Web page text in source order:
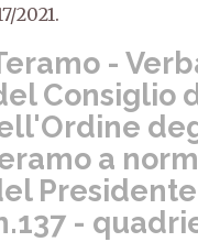
2021.
-
Consiglio
a
-